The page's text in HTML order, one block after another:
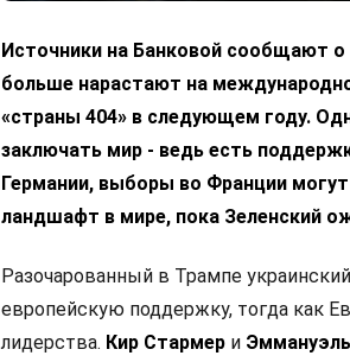
Источники на Банковой сообщают
больше нарастают на
«страны 404» в следующем году.
заключать мир - ведь есть
Германии, выборы во Франции
ландшафт в мире, пока Зеленский
Разочарованный в Трампе
европейскую поддержку, тогда как
лидерства. Кир Стармер и